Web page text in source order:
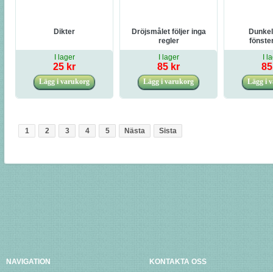
Dikter
I lager
25 kr
Dröjsmålet följer inga
regler
I lager
85 kr
I
1 2 3 4 5 Nästa Sista
NAVIGATION KONTAKTA OSS